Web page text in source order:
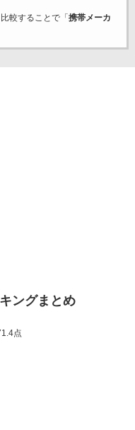
較することで「 携帯メーカ
ングまとめ
点